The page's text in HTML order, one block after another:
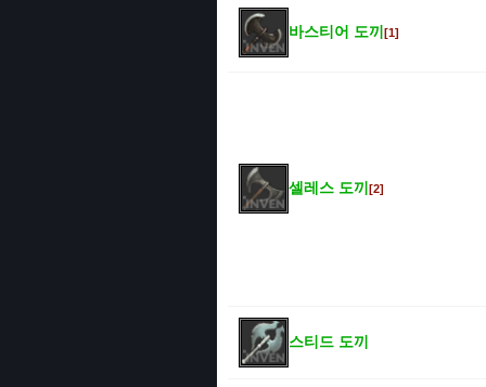
바스티어 도끼 [1]
셀레스 도끼 [2]
스티드 도끼